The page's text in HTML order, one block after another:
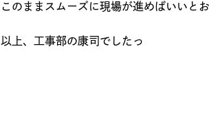
このままスムーズに現場が進めばいいと
以上、工事部の康司でしたっ